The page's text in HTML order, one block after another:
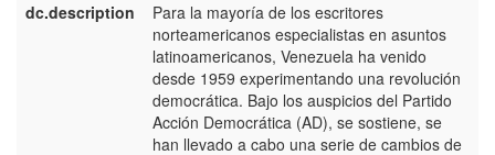
dc.description
Para la mayoría de los escritores
norteamericanos especialistas en asuntos
latinoamericanos, Venezuela ha venido
desde 1959 experimentando una revolución
democrática. Bajo los auspicios del Partido
Acción Democrática (AD), se sostiene, se
han llevado a cabo una serie de cambios de